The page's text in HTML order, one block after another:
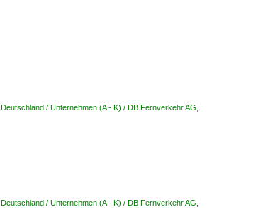
Deutschland / Unternehmen (A - K) / DB Fernverkehr AG,
Deutschland / Unternehmen (A - K) / DB Fernverkehr AG,